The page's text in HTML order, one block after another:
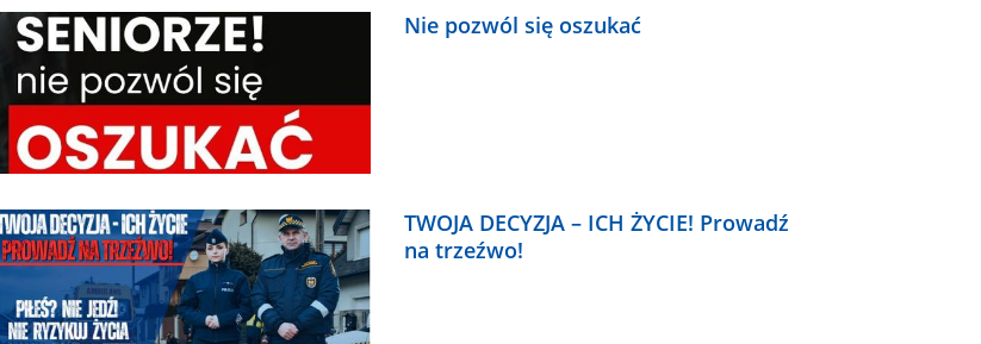
Nie pozwól się oszukać
TWOJA DECYZJA – ICH ŻYCIE! Prowadź
na trzeźwo!